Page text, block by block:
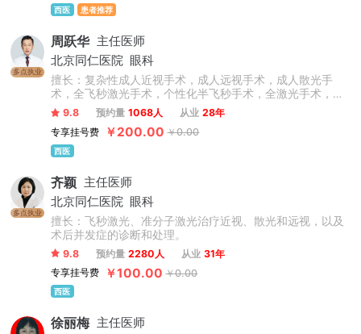
西医 患者推荐
多点执业
周跃华 主任医师
北京同仁医院
眼科
擅长：复杂性成人近视手术，成人远视手术，成人散光手
术，全飞秒激光手术，个性化半飞秒手术，全激光手术，圆
锥角膜，儿童青少年近视防控（角膜塑形镜、OK镜、离焦眼
镜等验配），干眼症。
9.8 预约量 1068人 从业 28年
专享挂号费
￥200.00 ￥0.00
西医
多点执业
齐颖 主任医师
北京同仁医院
眼科
擅长：飞秒激光、准分子激光治疗近视、散光和远视，以及
术后并发症的诊断和处理。
9.8 预约量 2280人 从业 31年
专享挂号费
￥100.00 ￥0.00
西医
徐丽梅 主任医师